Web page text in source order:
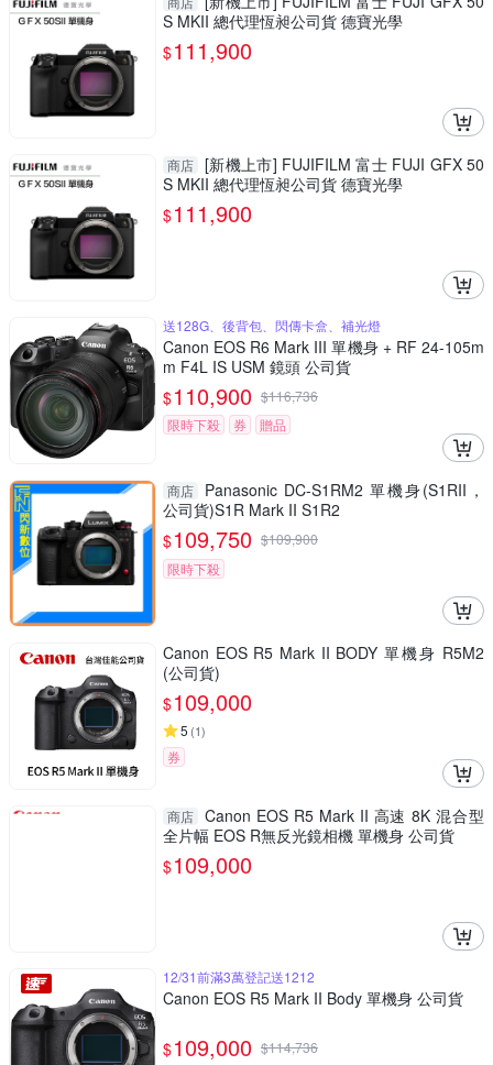
S MKII 總代理恆昶公司貨 德寶光學
$111,900
商店 [新機上市] FUJIFILM 富士 FUJI GFX 50
S MKII 總代理恆昶公司貨 德寶光學
$111,900
送128G、後背包、閃傳卡盒、補光燈
Canon EOS R6 Mark III 單機身 + RF 24-105m
m F4L IS USM 鏡頭 公司貨
$110,900 $116,736
限時下殺
券 贈品
商店
Panasonic DC-S1RM2 單機身(S1RII，
公司貨)S1R Mark II S1R2
$109,750 $109,900
限時下殺
Canon EOS R5 Mark II BODY 單機身 R5M2
(公司貨)
$109,000
5 (1)
券
商店 Canon EOS R5 Mark II 高速 8K 混合型
全片幅 EOS R無反光鏡相機 單機身 公司貨
$109,000
12/31前滿3萬登記送1212
Canon EOS R5 Mark II Body 單機身 公司貨
$109,000 $114,736